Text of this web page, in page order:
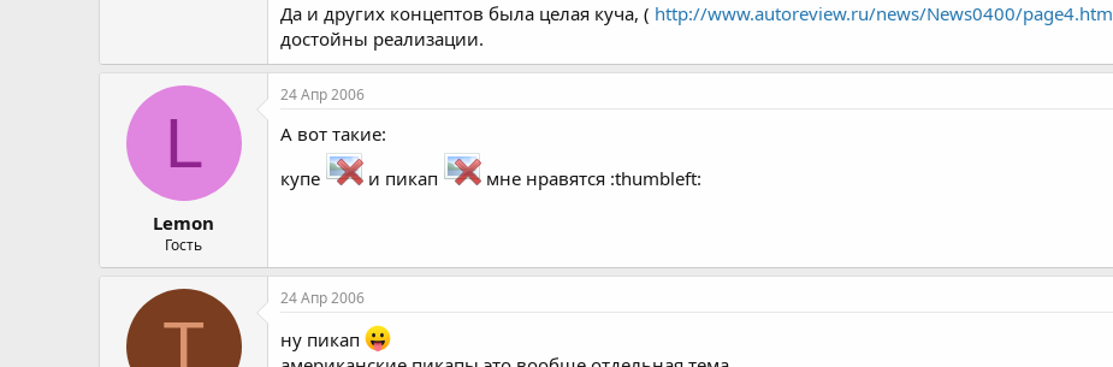
Да и других концептов была целая куча, ( http://www.autoreview.ru/news/News0400/page4.htm
достойны реализации.
L
Lemon
Гость
24 Апр 2006
А вот такие:
купе
и пикап мне нравятся :thumbleft:
Т
24 Апр 2006
ну пикап